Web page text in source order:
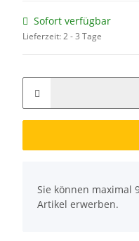
Sofort verfügbar
Lieferzeit:2 - 3 Tage
Sie können maximal
Artikel erwerben.